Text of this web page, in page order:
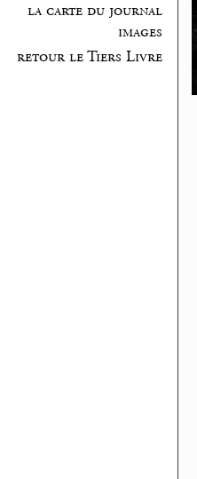
la carte du journal
images
retour le Tiers Livre